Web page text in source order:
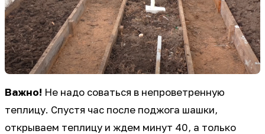
Важно! Не надо соваться в непроветренную
теплицу. Спустя час после поджога шашки,
открываем теплицу и ждем минут 40, а только